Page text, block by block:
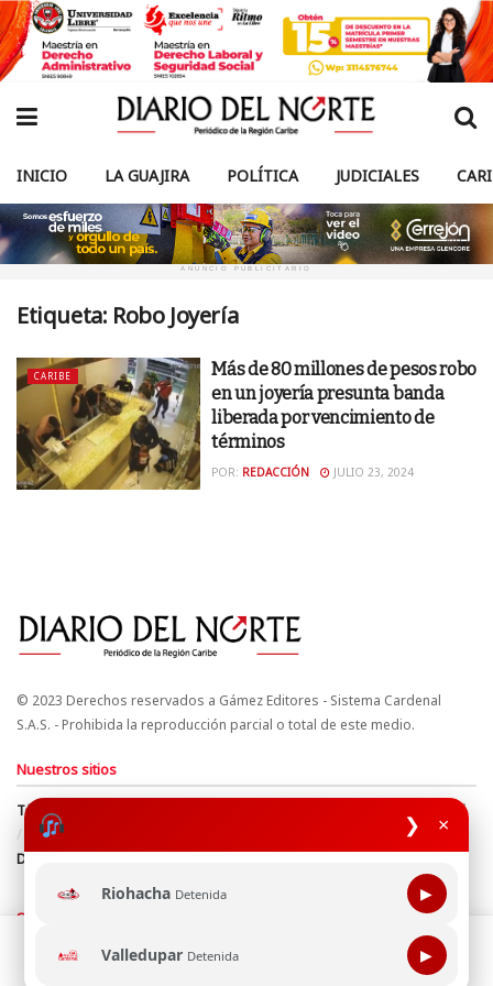
❯ ×
Riohacha Detenida ▶
Valledupar Detenida ▶
INICIO LA GUAJIRA POLÍTICA JUDICIALES
ANUNCIO PUBLICITARIO
Etiqueta: Robo Joyería
CARIBE
Más de 80 millones de pesos robo
en un joyería presunta banda
liberada por vencimiento de
términos
POR: REDACCIÓN JULIO 23, 2024
© 2023 Derechos reservados a Gámez Editores - Sistema Cardenal
S.A.S. - Prohibida la reproducción parcial o total de este medio.
Nuestros sitios
Términos y Condiciones
Derechos de Autor y Propiedad Intelectual
Política de uso de cookies
Política de Tratamiento de Datos
Directrices Editoriales
Síguenos
Esta página web usa cookie para mejorar tu experiencia de
navegación, al continuar aceptas nuestra política de uso de